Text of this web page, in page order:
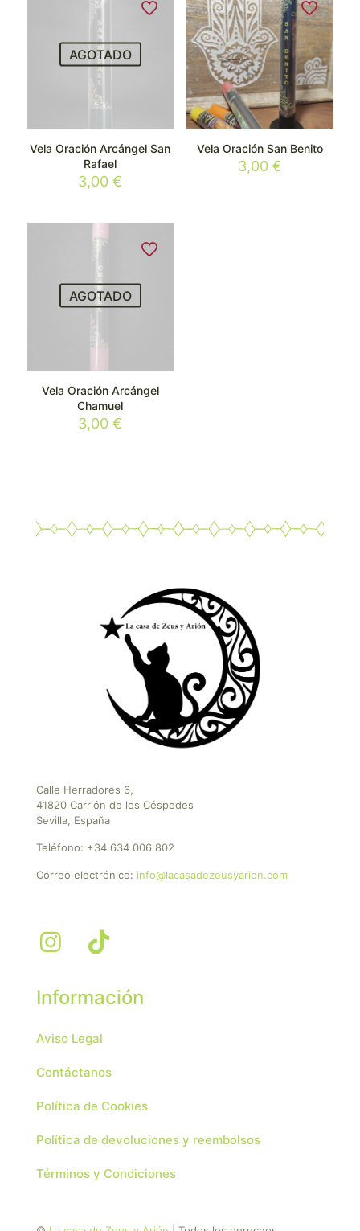
AGOTADO
Vela Oración Arcángel San
Rafael
3,00€
Vela Oración San Benito
3,00 €
AGOTADO
Vela Oración Arcángel
Chamuel
3,00€
Calle Herradores 6,
41820 Carrión de los Céspedes
Sevilla, España
Teléfono: +34 634 006 802
Correo electrónico: info@lacasadezeusyarion.com
Información
Aviso Legal
Contáctanos
Política de Cookies
Política de devoluciones y reembolsos
Términos y Condiciones